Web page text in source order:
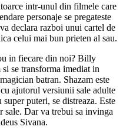
intr-unul din filmele care
personaje se pregateste
declara razboi unui cartel de
celui mai bun prieten al sau.
in fiecare din noi? Billy
se transforma imediat in
batran. Shazam este
ajutorul versiunii sale adulte
puteri, se distreaza. Este
sale. Dar va trebui sa invinga
Sivana.